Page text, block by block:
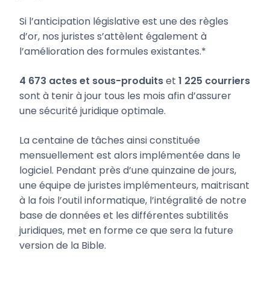
Si l’anticipation législative est une des règles
d’or, nos juristes s’attèlent également à
l’amélioration des formules existantes.*
4 673 actes et sous-produitset 1 225 courriers
sont à tenir à jour tous les mois afin d’assurer
une sécurité juridique optimale.
La centaine de tâches ainsi constituée
mensuellement est alors implémentée dans le
logiciel. Pendant près d’une quinzaine de jours,
une équipe de juristes implémenteurs, maitrisant
à la fois l’outil informatique, l’intégralité de notre
base de données et les différentes subtilités
juridiques, met en forme ce que sera la future
version de la Bible.